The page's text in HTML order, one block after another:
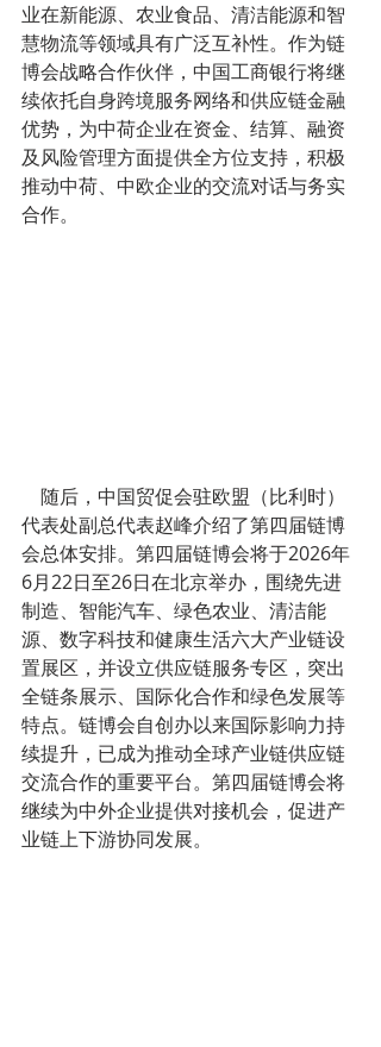
业在新能源、农业食品、清洁能源和智
慧物流等领域具有广泛互补性。作为链
博会战略合作伙伴，中国工商银行将继
续依托自身跨境服务网络和供应链金融
优势，为中荷企业在资金、结算、融资
及风险管理方面提供全方位支持，积极
推动中荷、中欧企业的交流对话与务实
合作。
代表处副总代表赵峰介绍了第四届链博
会总体安排。第四届链博会将于2026年
6月22日至26日在北京举办，围绕先进
制造、智能汽车、绿色农业、清洁能
源、数字科技和健康生活六大产业链设
置展区，并设立供应链服务专区，突出
全链条展示、国际化合作和绿色发展等
特点。链博会自创办以来国际影响力持
续提升，已成为推动全球产业链供应链
交流合作的重要平台。第四届链博会将
继续为中外企业提供对接机会，促进产
业链上下游协同发展。